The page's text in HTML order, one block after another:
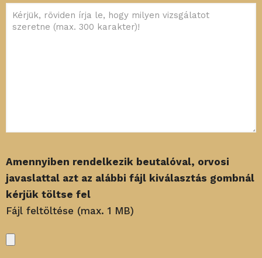
Amennyiben rendelkezik beutalóval, orvosi
javaslattal azt az alábbi fájl kiválasztás gombnál
kérjük töltse fel
Fájl feltöltése (max. 1 MB)